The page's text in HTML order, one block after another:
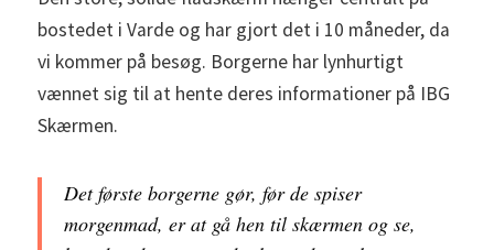
bostedet i Varde og har gjort det i 10 måneder, da
vi kommer på besøg. Borgerne har lynhurtigt
vænnet sig til at hente deres informationer på IBG
Skærmen.
Det første borgerne gør, før de spiser
morgenmad, er at gå hen til skærmen og se,